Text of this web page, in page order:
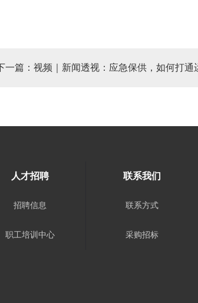
一篇： 视频｜新闻透视：应急保供，如何打通
人才招聘
招聘信息
职工培训中心
联系我们
联系方式
采购招标